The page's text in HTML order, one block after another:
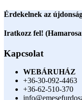
Érdekelnek az
Iratkozz fel!
Kapcsolat
WEBÁRUHÁZ
+36-30-092-4463
+36-62-510-370